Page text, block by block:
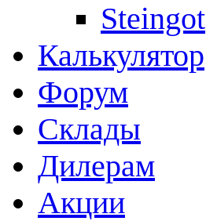
Steingot
Калькулятор
Форум
Склады
Дилерам
Акции